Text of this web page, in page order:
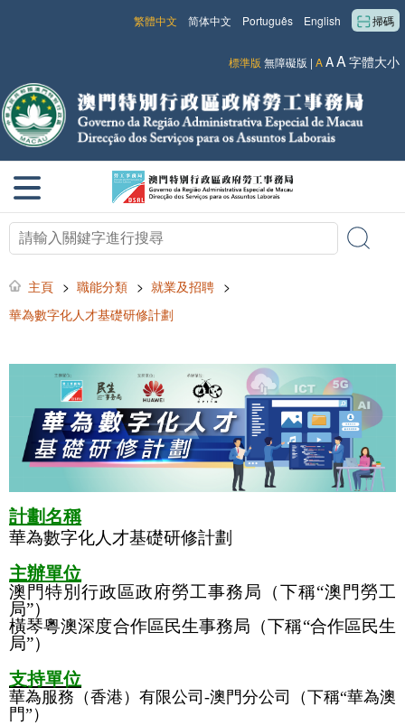
掃碼
English
Português
简体中文
繁體中文
標準版 無障礙版 | AAA字體大小
主頁 > 職能分類 > 就業及招聘 >
華為數字化人才基礎研修計劃
計劃名稱
華為數字化人才基礎研修計劃
主辦單位
澳門特別行政區政府勞工事務局（下稱“澳門勞工
局”）
橫琴粵澳深度合作區民生事務局（下稱“合作區民生
局”）
支持單位
華為服務（香港）有限公司-澳門分公司（下稱“華為澳
門”）